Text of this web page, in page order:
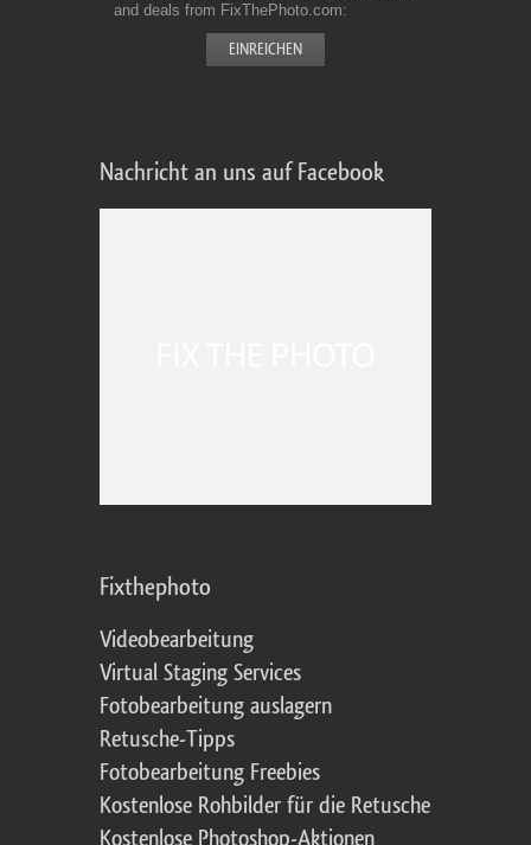
and deals from FixThePhoto.com
Nachricht an uns auf Facebook
Fixthephoto
Videobearbeitung
Virtual Staging Services
Fotobearbeitung auslagern
Retusche-Tipps
Fotobearbeitung Freebies
Kostenlose Rohbilder für die Retusche
Kostenlose Photoshop-Aktionen